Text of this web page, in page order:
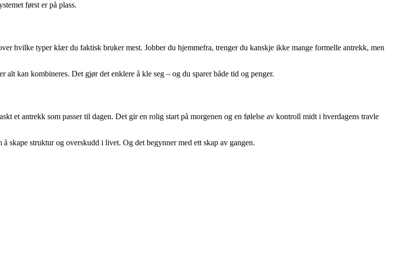
først er på plass.
hvilke typer klær du faktisk bruker mest. Jobber du hjemmefra, trenger du kanskje ikke mange formelle antrekk, men
kan kombineres. Det gjør det enklere å kle seg – og du sparer både tid og penger.
et antrekk som passer til dagen. Det gir en rolig start på morgenen og en følelse av kontroll midt i hverdagens travle
struktur og overskudd i livet. Og det begynner med ett skap av gangen.